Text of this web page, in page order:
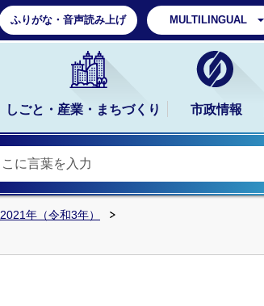
ふりがな・音声読み上げ MULTILINGUAL
しごと・産業・まちづくり 市政情報
2021年（令和3年）